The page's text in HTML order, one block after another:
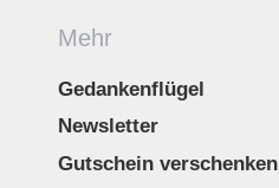
Mehr
Gedankenflügel
Newsletter
Gutschein verschenken